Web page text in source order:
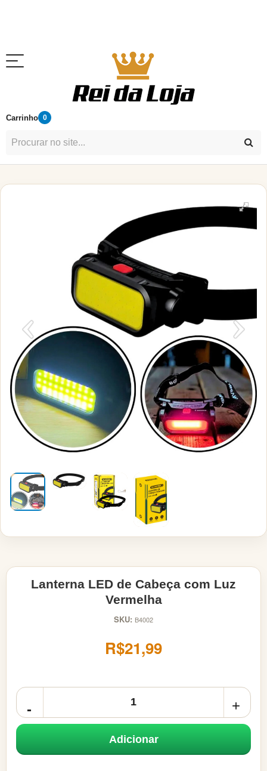
Carrinho 0
Lanterna LED de Cabeça com Luz
Vermelha
SKU: B4002
R$21,99
Adicionar